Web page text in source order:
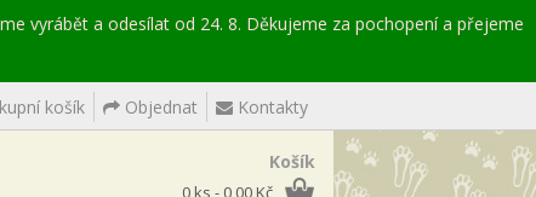
vyrábět a odesílat od 24. 8. Děkujeme za pochopení a přejeme
košík Objednat Kontakty
Košík
0 ks - 0,00 Kč